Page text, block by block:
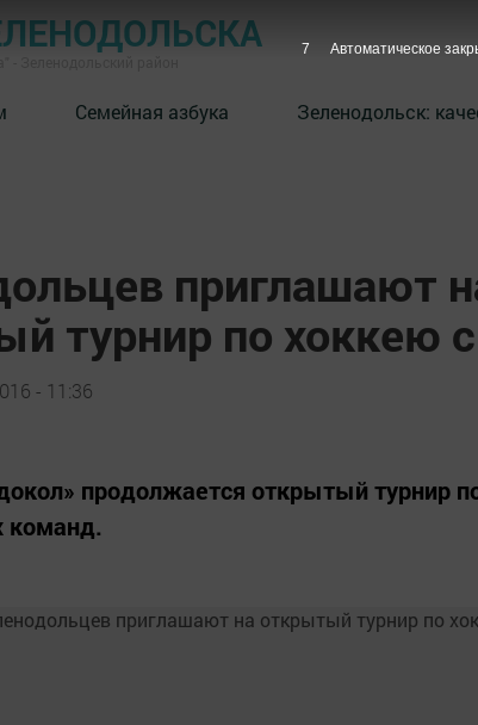
Семейная азбука ⁠Зеленодольск:
приглашают
турнир по хоккею
- 11:36
продолжается открытый турнир
команд.
6 Автоматическое